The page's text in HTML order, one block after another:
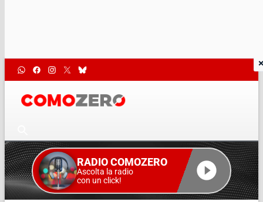
RADIO COMOZERO
Ascolta la radio
con un click!